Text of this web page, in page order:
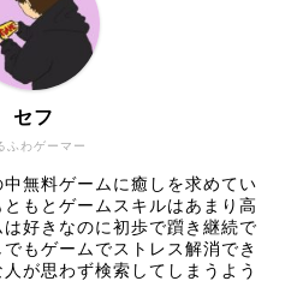
ふわゲーマー
セフ
無料ゲームに癒しを求めてい
もとゲームスキルはあまり高
好きなのに初歩で躓き継続で
もゲームでストレス解消でき
が思わず検索してしまうよう